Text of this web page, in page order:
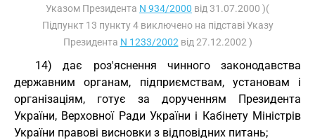
Указом Президента N 934/2000 від 31.07.2000 )(
Підпункт 13 пункту 4 виключено на підставі Указу
Президента N 1233/2002 від 27.12.2002 )
14) дає роз'яснення чинного законодавства
державним органам, підприємствам, установам і
організаціям, готує за дорученням Президента
України, Верховної Ради України і Кабінету Міністрів
України правові висновки з відповідних питань;